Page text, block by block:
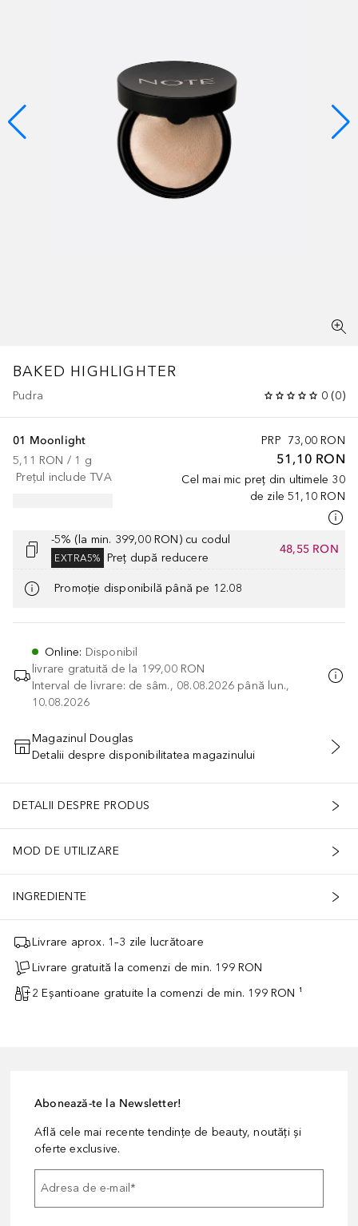
BAKED HIGHLIGHTER
Pudra 0 (0)
PRP 73,00 RON
51,10 RON
Cel mai mic preț din ultimele 30
de zile 51,10 RON
01 Moonlight
5,11 RON / 1 g
Prețul include TVA
-5% (la min. 399,00 RON) cu codul
EXTRA5% Preț după reducere
48,55 RON
Promoție disponibilă până pe 12.08
Online: Disponibil
livrare gratuită de la 199,00 RON
Interval de livrare: de sâm., 08.08.2026 până lun.,
10.08.2026
ADĂUGAȚI ÎN COŞ
Magazinul Douglas
Detalii despre disponibilitatea magazinului
DETALII DESPRE PRODUS
MOD DE UTILIZARE
INGREDIENTE
Livrare aprox. 1–3 zile lucrătoare
Livrare gratuită la comenzi de min. 199 RON
2 Eșantioane gratuite la comenzi de min. 199 RON ¹
Abonează-te la Newsletter!
Află cele mai recente tendințe de beauty, noutăți și
oferte exclusive.
Adresa de e-mail*